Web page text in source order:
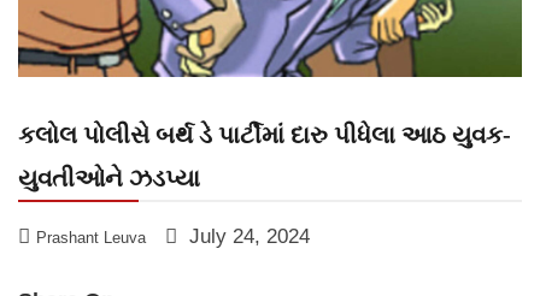
કલોલ પોલીસે બર્થ ડે પાર્ટીમાં દારુ પીધેલા આઠ યુવક-
યુવતીઓને ઝડપ્યા
Prashant Leuva July 24, 2024